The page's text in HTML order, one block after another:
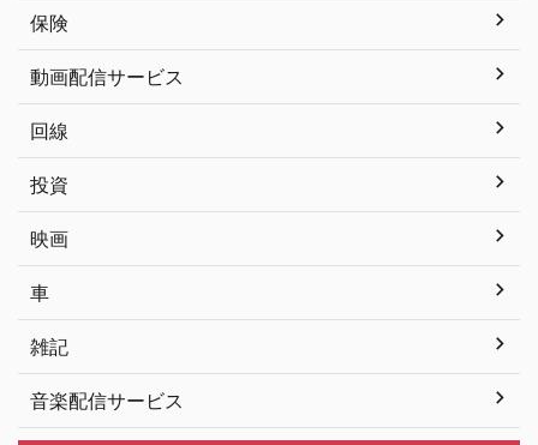
保険
動画配信サービス
回線
投資
映画
車
雑記
音楽配信サービス